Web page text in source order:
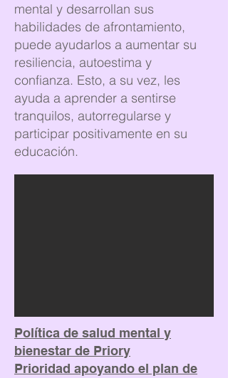
mental y desarrollan sus
habilidades de afrontamiento,
puede ayudarlos a aumentar su
resiliencia, autoestima y
confianza. Esto, a su vez, les
ayuda a aprender a sentirse
tranquilos, autorregularse y
participar positivamente en su
educación.
Política de salud mental y
bienestar de Priory
Prioridad apoyando el plan de